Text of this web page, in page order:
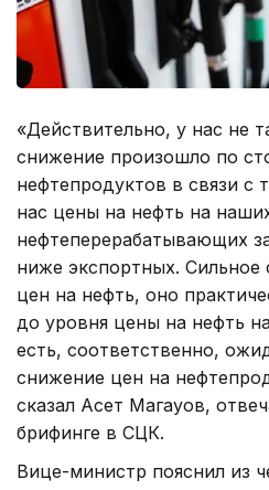
«Действительно, у нас не
снижение произошло по
нефтепродуктов в связи с
нас цены на нефть на
нефтеперерабатывающих
ниже экспортных. Сильное
цен на нефть, оно
до уровня цены на нефть
есть, соответственно,
снижение цен на
сказал Асет Магауов,
брифинге в СЦК.
Вице-министр пояснил из